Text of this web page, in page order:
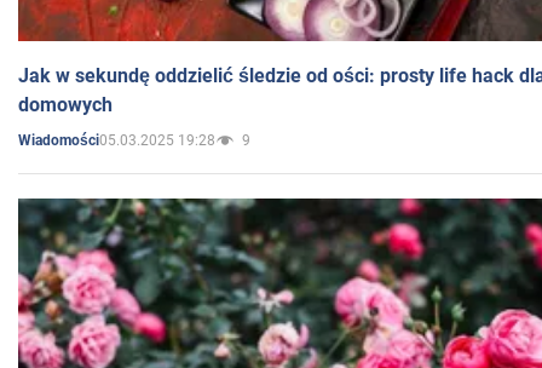
Jak w sekundę oddzielić śledzie od ości: prosty life hack
domowych
Wiadomości05.03.2025 19:28 9